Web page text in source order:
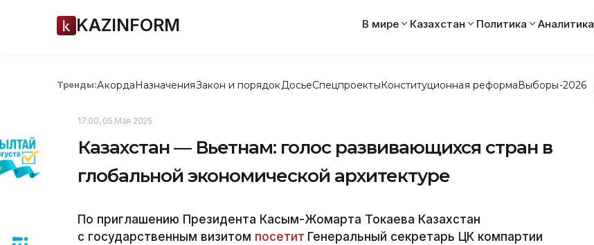
KAZINFORM В мире Казахстан Политика Аналитика
Тренды:АкордаНазначенияЗакон и порядок ДосьеСпецпроектыКонституционная реформаВыборы-2026
17:00, 05 Мая 2025
Казахстан — Вьетнам: голос развивающихся стран в
глобальной экономической архитектуре
По приглашению Президента Касым-Жомарта Токаева Казахстан
с государственным визитом посетит Генеральный секретарь ЦК компартии